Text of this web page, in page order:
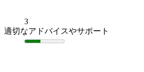
3
適切なアドバイスやサポート